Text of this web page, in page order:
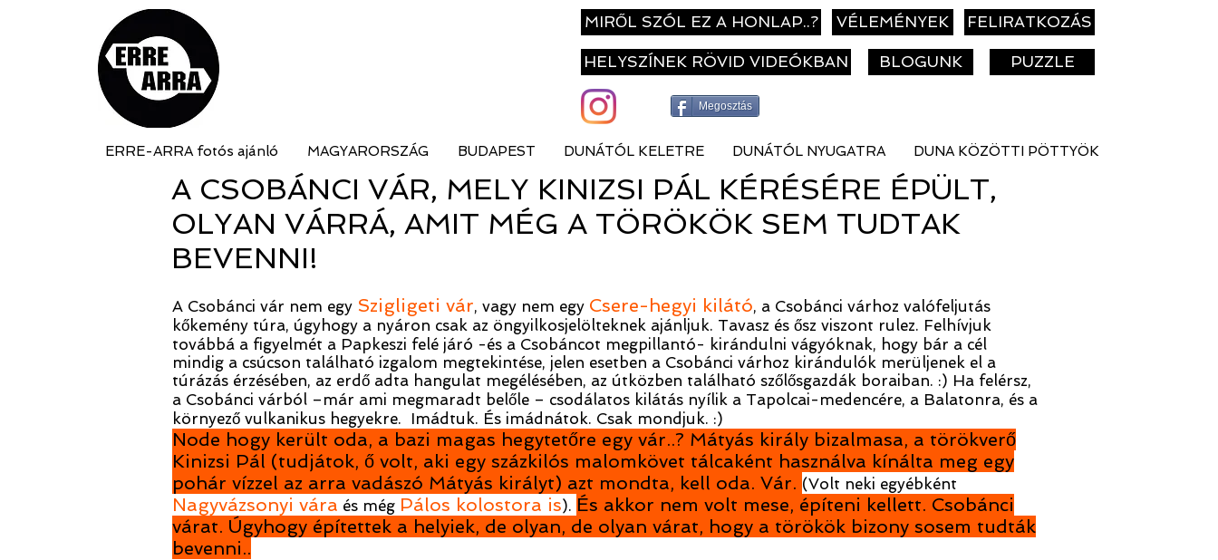
MIRŐL SZÓL EZ A HONLAP..? VÉLEMÉNYEK FELIRATKOZÁS
HELYSZÍNEK RÖVID VIDEÓKBAN BLOGUNK PUZZLE
Megosztás
ERRE-ARRA fotós ajánló MAGYARORSZÁG BUDAPEST DUNÁTÓL KELETRE DUNÁTÓL NYUGATRA DUNA KÖZÖTTI PÖTTYÖK
A CSOBÁNCI VÁR, MELY KINIZSI PÁL KÉRÉSÉRE ÉPÜLT,
OLYAN VÁRRÁ, AMIT MÉG A TÖRÖKÖK SEM TUDTAK
BEVENNI!
A Csobánci vár nem egy Szigligeti vár, vagy nem egy Csere-hegyi kilátó, a Csobánci várhoz valófeljutás
kőkemény túra, úgyhogy a nyáron csak az öngyilkosjelölteknek ajánljuk. Tavasz és ősz viszont rulez. Felhívjuk
továbbá a figyelmét a Papkeszi felé járó -és a Csobáncot megpillantó- kirándulni vágyóknak, hogy bár a cél
mindig a csúcson található izgalom megtekintése, jelen esetben a Csobánci várhoz kirándulók merüljenek el a
túrázás érzésében, az erdő adta hangulat megélésében, az útközben található szőlősgazdák boraiban. :) Ha felérsz,
a Csobánci várból –már ami megmaradt belőle – csodálatos kilátás nyílik a Tapolcai-medencére, a Balatonra, és a
környező vulkanikus hegyekre. Imádtuk. És imádnátok. Csak mondjuk. :)
Node hogy került oda, a bazi magas hegytetőre egy vár..? Mátyás király bizalmasa, a törökverő
Kinizsi Pál (tudjátok, ő volt, aki egy százkilós malomkövet tálcaként használva kínálta meg egy
pohár vízzel az arra vadászó Mátyás királyt) azt mondta, kell oda. Vár. (Volt neki egyébként
Nagyvázsonyi vára és még Pálos kolostora is). És akkor nem volt mese, építeni kellett. Csobánci
várat. Úgyhogy építettek a helyiek, de olyan, de olyan várat, hogy a törökök bizony sosem tudták
bevenni..